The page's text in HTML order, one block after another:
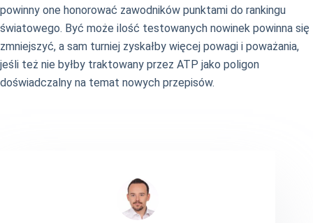
powinny one honorować zawodników punktami do rankingu
światowego. Być może ilość testowanych nowinek powinna się
zmniejszyć, a sam turniej zyskałby więcej powagi i poważania,
jeśli też nie byłby traktowany przez ATP jako poligon
doświadczalny na temat nowych przepisów.